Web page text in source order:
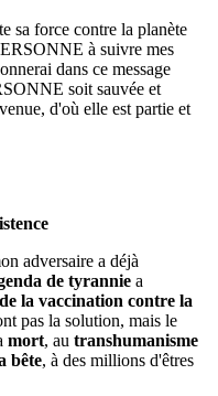
sa force contre la planète
à suivre mes
dans ce message
soit sauvée et
d'où elle est partie et
adversaire a déjà
de tyrannie a
la vaccination contre la
pas la solution, mais le
mort, au transhumanisme
bête, à des millions d'êtres